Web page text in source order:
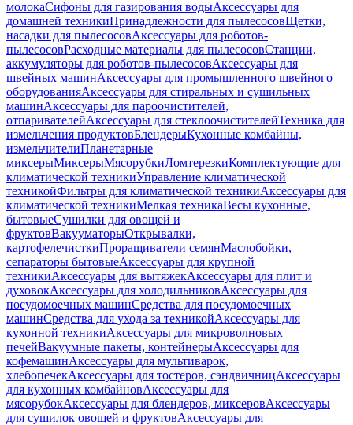
молокаСифоны для газирования водыАксессуары для
домашней техникиПринадлежности для пылесосовЩетки,
насадки для пылесосовАксессуары для роботов-
пылесосовРасходные материалы для пылесосовСтанции,
аккумуляторы для роботов-пылесосовАксессуары для
швейных машинАксессуары для промышленного швейного
оборудованияАксессуары для стиральных и сушильных
машинАксессуары для пароочистителей,
отпаривателейАксессуары для стеклоочистителейТехника для
измельчения продуктовБлендерыКухонные комбайны,
измельчителиПланетарные
миксерыМиксерыМясорубкиЛомтерезкиКомплектующие для
климатической техникиУправление климатической
техникойФильтры для климатической техникиАксессуары для
климатической техникиМелкая техникаВесы кухонные,
бытовыеСушилки для овощей и
фруктовВакууматорыОткрывалки,
картофелечисткиПроращиватели семянМаслобойки,
сепараторы бытовыеАксессуары для крупной
техникиАксессуары для вытяжекАксессуары для плит и
духовокАксессуары для холодильниковАксессуары для
посудомоечных машинСредства для посудомоечных
машинСредства для ухода за техникойАксессуары для
кухонной техникиАксессуары для микроволновых
печейВакуумные пакеты, контейнерыАксессуары для
кофемашинАксессуары для мультиварок,
хлебопечекАксессуары для тостеров, сэндвичницАксессуары
для кухонных комбайновАксессуары для
мясорубокАксессуары для блендеров, миксеровАксессуары
для сушилок овощей и фруктовАксессуары для